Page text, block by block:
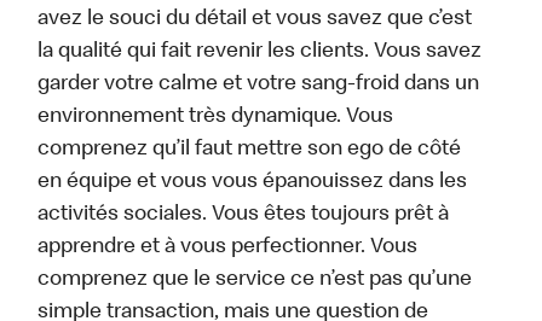
avez le souci du détail et vous savez que c’est
la qualité qui fait revenir les clients. Vous savez
garder votre calme et votre sang-froid dans un
environnement très dynamique. Vous
comprenez qu’il faut mettre son ego de côté
en équipe et vous vous épanouissez dans les
activités sociales. Vous êtes toujours prêt à
apprendre et à vous perfectionner. Vous
comprenez que le service ce n’est pas qu’une
simple transaction, mais une question de